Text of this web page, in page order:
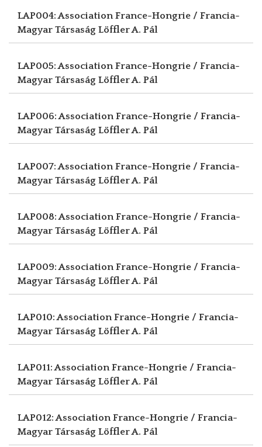
LAP004: Association France-Hongrie / Francia-
Magyar Társaság Löffler A. Pál
LAP005: Association France-Hongrie / Francia-
Magyar Társaság Löffler A. Pál
LAP006: Association France-Hongrie / Francia-
Magyar Társaság Löffler A. Pál
LAP007: Association France-Hongrie / Francia-
Magyar Társaság Löffler A. Pál
LAP008: Association France-Hongrie / Francia-
Magyar Társaság Löffler A. Pál
LAP009: Association France-Hongrie / Francia-
Magyar Társaság Löffler A. Pál
LAP010: Association France-Hongrie / Francia-
Magyar Társaság Löffler A. Pál
LAP011: Association France-Hongrie / Francia-
Magyar Társaság Löffler A. Pál
LAP012: Association France-Hongrie / Francia-
Magyar Társaság Löffler A. Pál